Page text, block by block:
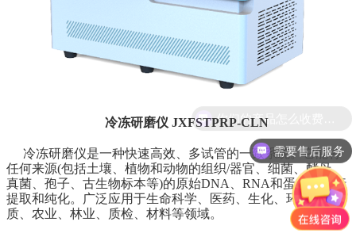
冷冻研磨仪JXFSTPRP-CLN
冷冻研磨仪是一种快速高效、多试管的一致系统。它能将
任何来源(包括土壤、植物和动物的组织/器官、细菌、酵母、
真菌、孢子、古生物标本等)的原始DNA、RNA和蛋白质进行
提取和纯化。广泛应用于生命科学、医药、生化、环境、地
质、农业、林业、质检、材料等领域。
需要售后服务